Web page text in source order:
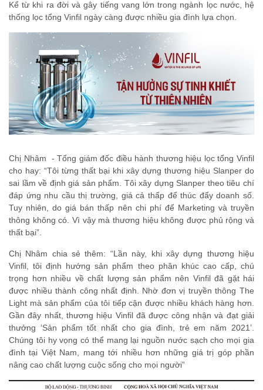
Kể từ khi ra đời và gây tiếng vang lớn trong ngành lọc nước, hệ
thống lọc tổng Vinfil ngày càng được nhiều gia đình lựa chọn.
Chị Nhâm - Tổng giám đốc điều hành thương hiệu lọc tổng Vinfil
cho hay: “Tôi từng thất bại khi xây dựng thương hiệu Slanper do
sai lầm về định giá sản phẩm. Tôi xây dựng Slanper theo tiêu chí
đáp ứng nhu cầu thị trường, giá cả thấp để thúc đẩy doanh số.
Tuy nhiên, do giá bán thấp nên chi phí để Marketing và truyền
thông không có. Vì vậy mà thương hiệu không được phủ rộng và
thất bại”.
Chị Nhâm chia sẻ thêm: “Lần này, khi xây dựng thương hiệu
Vinfil, tôi định hướng sản phẩm theo phân khúc cao cấp, chú
trọng hơn nhiều về chất lượng sản phẩm nên Vinfil đã gặt hái
được nhiều thành công nhất định. Nhờ đơn vị truyền thông The
Light mà sản phẩm của tôi tiếp cận được nhiều khách hàng hơn.
Gần đây nhất, thương hiệu Vinfil đã được công nhận và đạt giải
thưởng ‘Sản phẩm tốt nhất cho gia đình, trẻ em năm 2021’.
Chúng tôi hy vọng có thể mang lại nguồn nước sạch cho mọi gia
đình tại Việt Nam, mang tới nhiều hơn những giá trị góp phần
nâng cao chất lượng cuộc sống cho mọi người”